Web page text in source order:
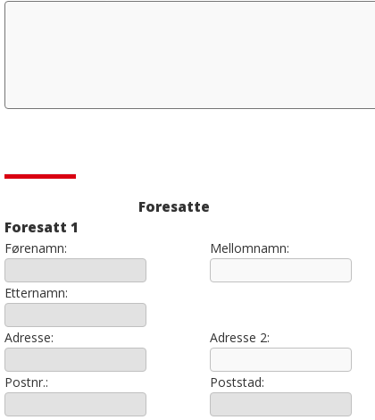
Foresatte
Foresatt 1
Førenamn: Mellomnamn:
Etternamn:
Adresse: Adresse 2:
Postnr.: Poststad: